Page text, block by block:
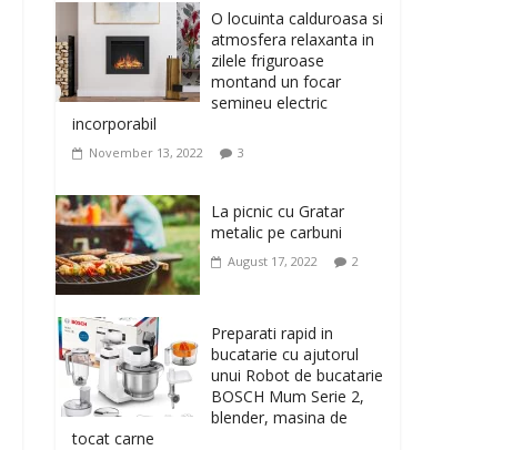
musculatura pentru un
corp sanatos si
armonios dezvoltat, cu
Flexor Fitness-dispozitiv
pentru tonifiere muschi
February 10, 2026
Ivatherm pentru o piele
neteda si elastica.
February 6, 2026
O locuinta calduroasa si
atmosfera relaxanta in
zilele friguroase
montand un focar
semineu electric
incorporabil
November 13, 2022 3
La picnic cu Gratar
metalic pe carbuni
August 17, 2022 2
Preparati rapid in
bucatarie cu ajutorul
unui Robot de bucatarie
BOSCH Mum Serie 2,
blender, masina de
tocat carne